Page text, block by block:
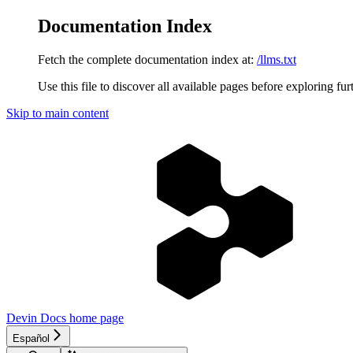
Documentation Index
Fetch the complete documentation index at: /llms.txt
Use this file to discover all available pages before exploring
Skip to main content
Devin Docs home page
Español